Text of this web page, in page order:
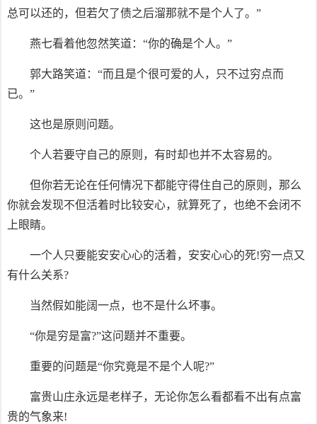
总可以还的，但若欠了债之后溜那就不是个人了。”
燕七看着他忽然笑道：“你的确是个人。”
郭大路笑道：“而且是个很可爱的人，只不过穷点而
已。”
这也是原则问题。
个人若要守自己的原则，有时却也并不太容易的。
但你若无论在任何情况下都能守得住自己的原则，那么
你就会发现不但活着时比较安心，就算死了，也绝不会闭不
上眼睛。
一个人只要能安安心心的活着，安安心心的死!穷一点又
有什么关系?
当然假如能阔一点，也不是什么坏事。
“你是穷是富?”这问题并不重要。
重要的问题是“你究竟是不是个人呢?”
富贵山庄永远是老样子，无论你怎么看都看不出有点富
贵的气象来!